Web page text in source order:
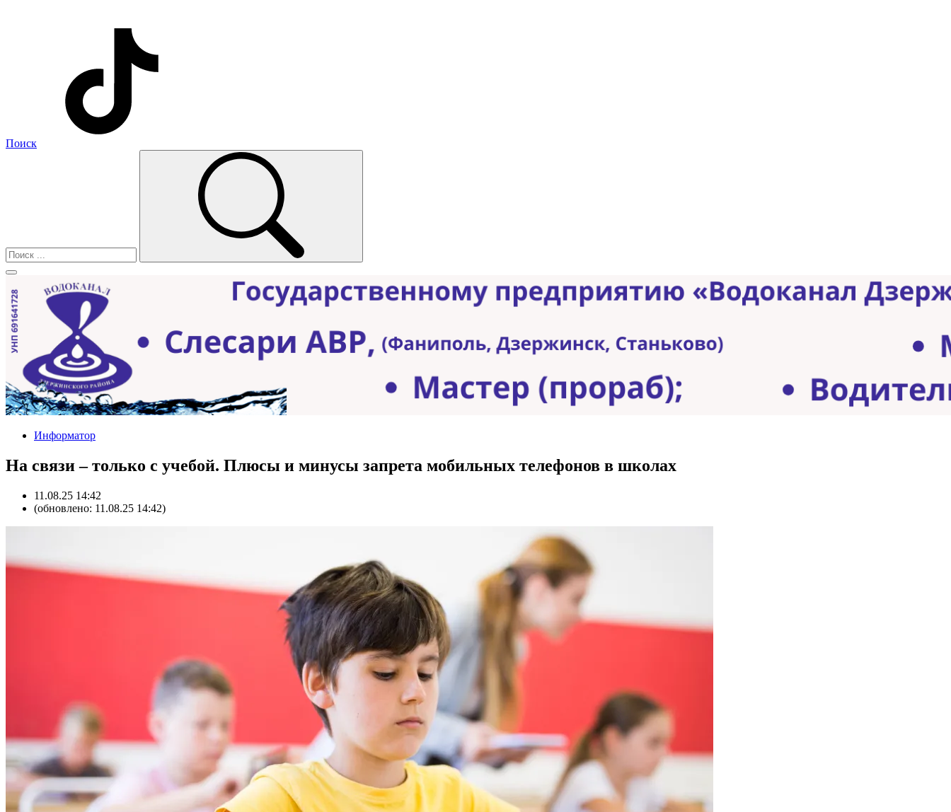
Поиск
Информатор
На связи – только с учебой. Плюсы и минусы запрета мобильных телефонов в школах
11.08.25 14:42
(обновлено: 11.08.25 14:42)